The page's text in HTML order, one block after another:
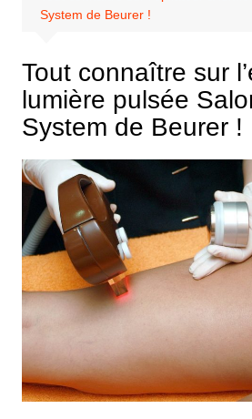
System de Beurer !
Tout connaître sur
lumière pulsée
System de Beurer !